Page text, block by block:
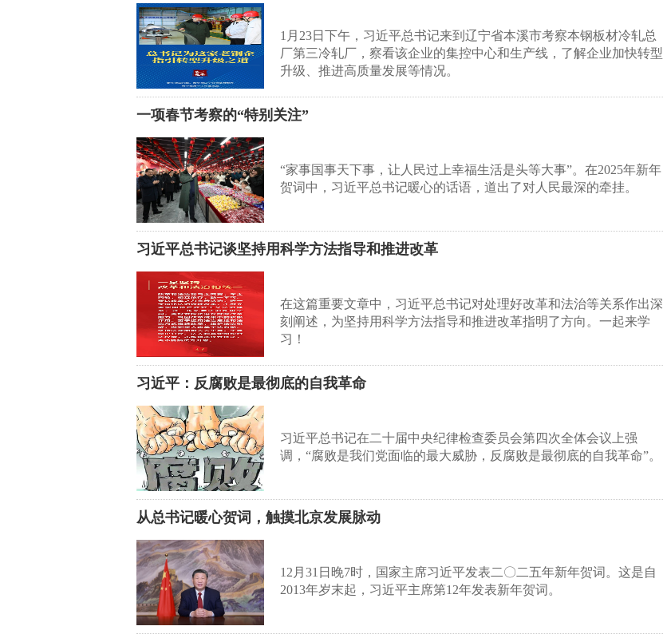
1月23日下午，习近平总书记来到辽宁省本溪市考察本钢板材冷轧总
厂第三冷轧厂，察看该企业的集控中心和生产线，了解企业加快转型
升级、推进高质量发展等情况。
一项春节考察的“特别关注”
“家事国事天下事，让人民过上幸福生活是头等大事”。在2025年新年
贺词中，习近平总书记暖心的话语，道出了对人民最深的牵挂。
习近平总书记谈坚持用科学方法指导和推进改革
在这篇重要文章中，习近平总书记对处理好改革和法治等关系作出深
刻阐述，为坚持用科学方法指导和推进改革指明了方向。一起来学
习！
习近平：反腐败是最彻底的自我革命
习近平总书记在二十届中央纪律检查委员会第四次全体会议上强
调，“腐败是我们党面临的最大威胁，反腐败是最彻底的自我革命”。
从总书记暖心贺词，触摸北京发展脉动
12月31日晚7时，国家主席习近平发表二〇二五年新年贺词。这是自
2013年岁末起，习近平主席第12年发表新年贺词。